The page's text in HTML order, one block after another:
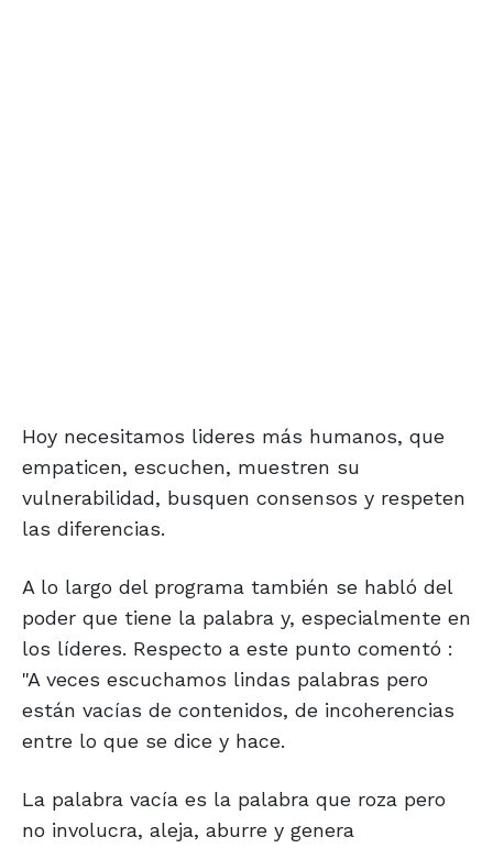
Hoy necesitamos lideres más humanos, que
empaticen, escuchen, muestren su
vulnerabilidad, busquen consensos y respeten
las diferencias.
A lo largo del programa también se habló del
poder que tiene la palabra y, especialmente en
los líderes. Respecto a este punto comentó :
"A veces escuchamos lindas palabras pero
están vacías de contenidos, de incoherencias
entre lo que se dice y hace.
La palabra vacía es la palabra que roza pero
no involucra, aleja, aburre y genera